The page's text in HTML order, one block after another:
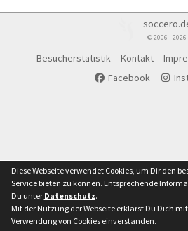
© 2006 - 2026
Besucherstatistik Kontakt
Facebook
Diese Webseite verwendet Cookies, um Dir den
Service bieten zu können. Entsprechende
Du unter Datenschutz.
Mit der Nutzung der Webseite erklärst Du Dich
Verwendung von Cookies einverstanden.